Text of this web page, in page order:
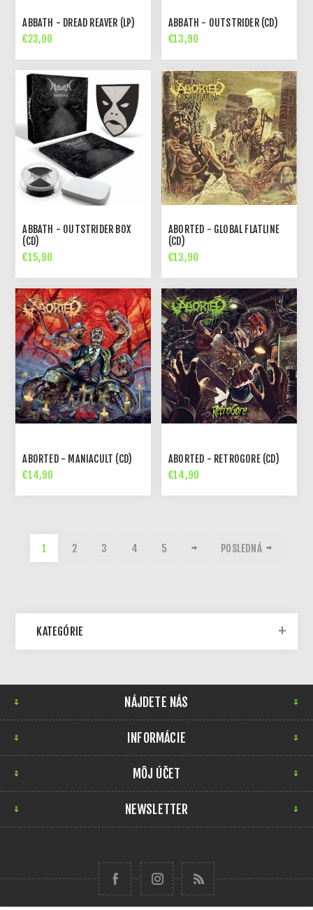
ABBATH - DREAD REAVER (LP)
€23,90
ABBATH - OUTSTRIDER (CD)
€13,90
ABBATH - OUTSTRIDER BOX
(CD)
€15,90
ABORTED - GLOBAL FLATLINE
(CD)
€13,90
ABORTED - MANIACULT (CD)
€14,90
ABORTED - RETROGORE (CD)
€14,90
1 2 3 4 5 POSLEDNÁ
KATEGÓRIE
NÁJDETE NÁS
INFORMÁCIE
MÔJ ÚČET
NEWSLETTER